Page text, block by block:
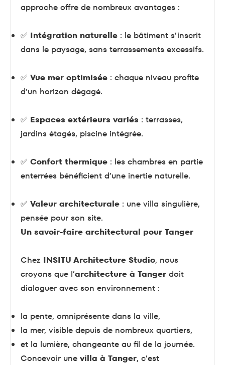
approche offre de nombreux avantages :
✅ Intégration naturelle : le bâtiment s’inscrit
dans le paysage, sans terrassements excessifs.
✅ Vue mer optimisée : chaque niveau profite
d’un horizon dégagé.
✅ Espaces extérieurs variés : terrasses,
jardins étagés, piscine intégrée.
✅ Confort thermique : les chambres en partie
enterrées bénéficient d’une inertie naturelle.
✅ Valeur architecturale : une villa singulière,
pensée pour son site.
Un savoir-faire architectural pour Tanger
Chez INSITU Architecture Studio, nous
croyons que l’architecture à Tanger doit
dialoguer avec son environnement :
la pente, omniprésente dans la ville,
la mer, visible depuis de nombreux quartiers,
et la lumière, changeante au fil de la journée.
Concevoir une villa à Tanger, c’est